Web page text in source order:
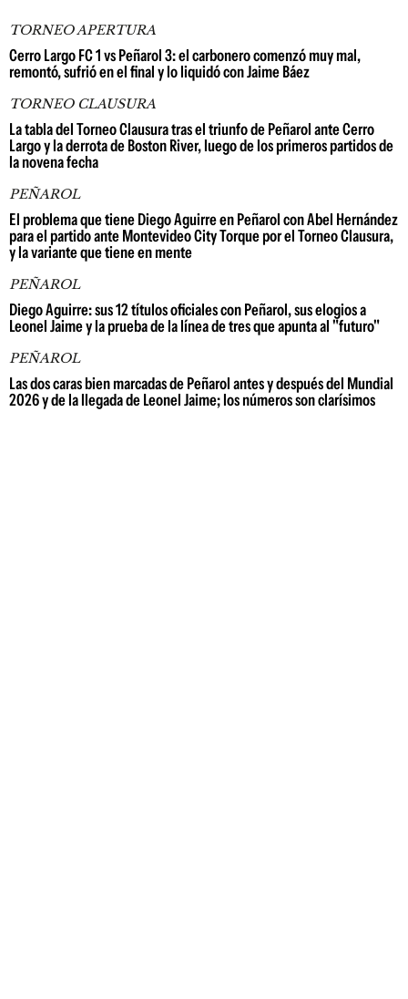
TORNEO APERTURA
Cerro Largo FC 1 vs Peñarol 3: el carbonero comenzó muy mal,
remontó, sufrió en el final y lo liquidó con Jaime Báez
TORNEO CLAUSURA
La tabla del Torneo Clausura tras el triunfo de Peñarol ante Cerro
Largo y la derrota de Boston River, luego de los primeros partidos de
la novena fecha
PEÑAROL
El problema que tiene Diego Aguirre en Peñarol con Abel Hernández
para el partido ante Montevideo City Torque por el Torneo Clausura,
y la variante que tiene en mente
PEÑAROL
Diego Aguirre: sus 12 títulos oficiales con Peñarol, sus elogios a
Leonel Jaime y la prueba de la línea de tres que apunta al "futuro"
PEÑAROL
Las dos caras bien marcadas de Peñarol antes y después del Mundial
2026 y de la llegada de Leonel Jaime; los números son clarísimos